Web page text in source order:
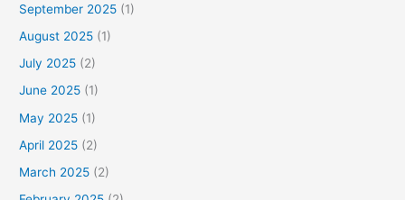
September 2025 (1)
August 2025 (1)
July 2025 (2)
June 2025 (1)
May 2025 (1)
April 2025 (2)
March 2025 (2)